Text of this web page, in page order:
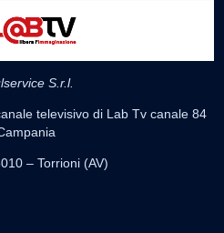
S.r.l.
televisivo di Lab Tv canale 84
– Torrioni (AV)